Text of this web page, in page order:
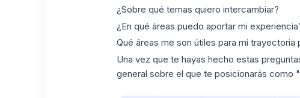
¿Sobre qué temas quiero intercambiar?
¿En qué áreas puedo aportar mi
Qué áreas me son útiles para mi trayectoria
Una vez que te hayas hecho estas
general sobre el que te posicionarás como